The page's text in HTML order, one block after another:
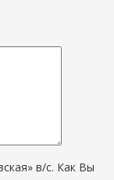
в/с. Как Вы